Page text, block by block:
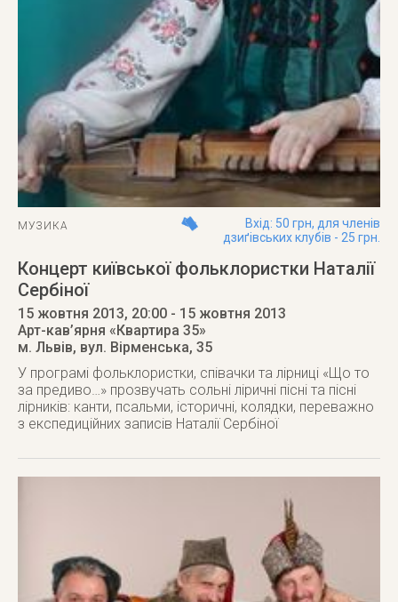
МУЗИКА
Вхід: 50 грн, для членів
дзиґівських клубів - 25 грн.
Концерт київської фольклористки Наталії
Сербіної
15 жовтня 2013, 20:00 - 15 жовтня 2013
Арт-кав’ярня «Квартира 35»
м. Львів, вул. Вірменська, 35
У програмі фольклористки, співачки та лірниці «Що то
за предиво…» прозвучать сольні ліричні пісні та пісні
лірників: канти, псальми, історичні, колядки, переважно
з експедиційних записів Наталії Сербіної